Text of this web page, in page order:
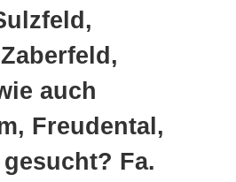
auch
Freudental,
Fa.